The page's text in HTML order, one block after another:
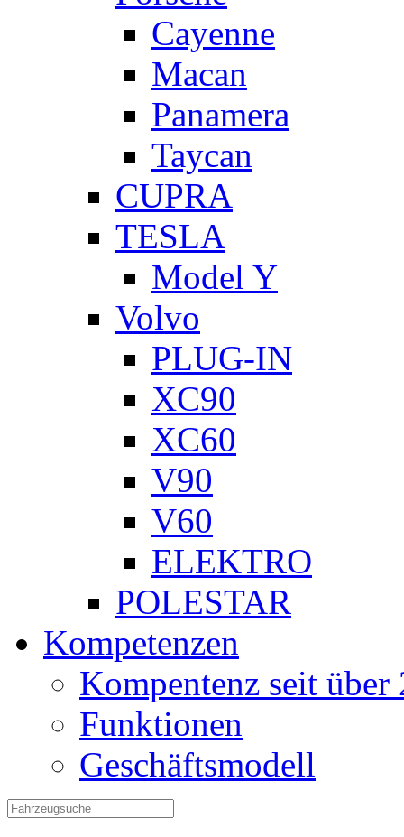
Cayenne
Macan
Panamera
Taycan
CUPRA
TESLA
Model Y
Volvo
PLUG-IN
XC90
XC60
V90
V60
ELEKTRO
POLESTAR
Kompetenzen
Kompentenz seit über
Funktionen
Geschäftsmodell